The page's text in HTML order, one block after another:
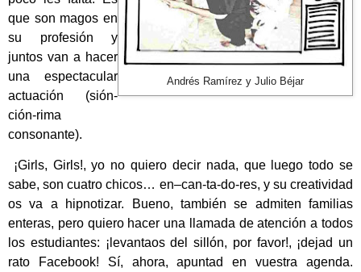
Andrés Ramírez y Julio Béjar
que son magos en
su profesión y
juntos van a hacer
una espectacular
actuación (sión-
ción-rima
consonante).
¡Girls, Girls!, yo no quiero decir nada, que luego todo se
sabe, son cuatro chicos… en–can-ta-do-res, y su creatividad
os va a hipnotizar. Bueno, también se admiten familias
enteras, pero quiero hacer una llamada de atención a todos
los estudiantes: ¡levantaos del sillón, por favor!, ¡dejad un
rato Facebook! Sí, ahora, apuntad en vuestra agenda.